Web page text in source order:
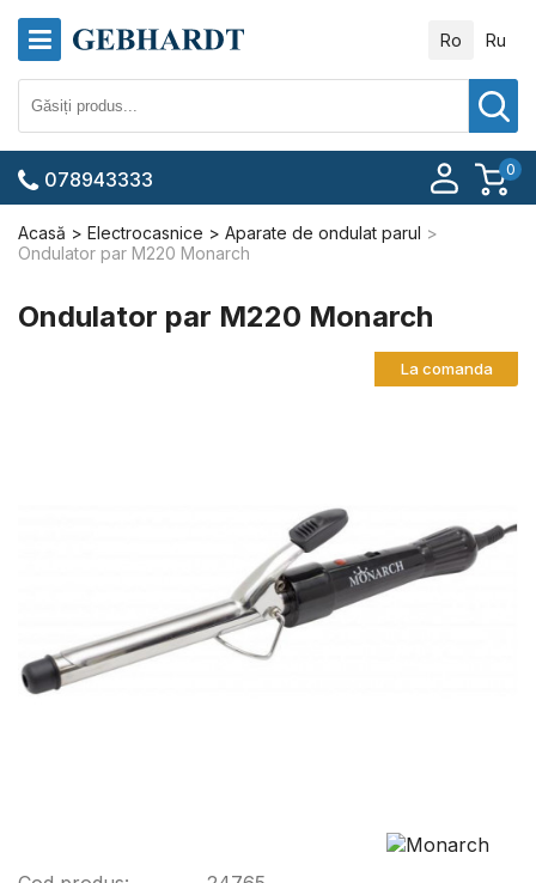
Ro Ru
0
078943333
Acasă Electrocasnice
Aparate de ondulat parul
Ondulator par M220 Monarch
Ondulator par M220 Monarch
La comanda